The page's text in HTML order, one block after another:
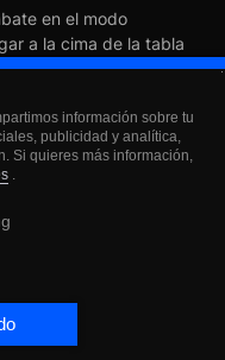
información sobre tu
publicidad y analítica,
Si quieres más información,
.
en el modo
a la cima de la tabla
por las victorias.
con características
de las clásicas y
usar armas
¡La evolución no
batalla. ¡Es hora de